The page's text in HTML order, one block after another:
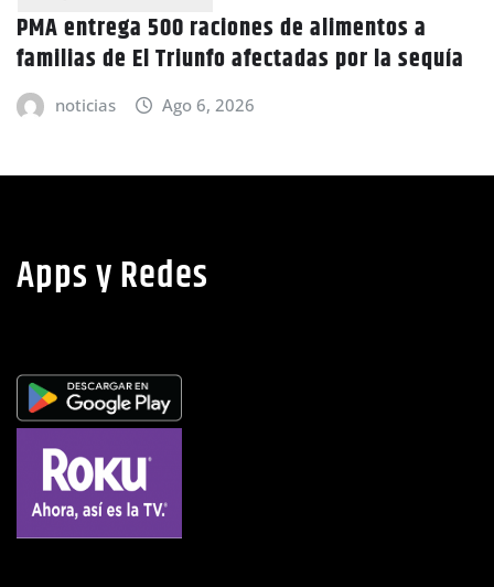
PMA entrega 500 raciones de alimentos a
familias de El Triunfo afectadas por la sequía
noticias Ago 6, 2026
Apps y Redes